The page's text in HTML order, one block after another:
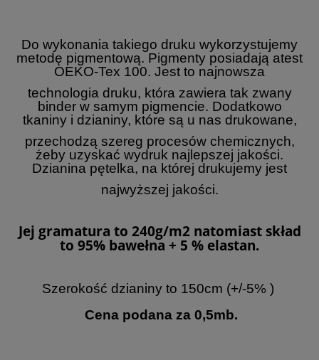
Do wykonania takiego druku wykorzystujemy
metodę pigmentową. Pigmenty posiadają atest
OEKO-Tex 100. Jest to najnowsza
technologia druku, która zawiera tak zwany
binder w samym pigmencie. Dodatkowo
tkaniny i dzianiny, które są u nas drukowane,
przechodzą szereg procesów chemicznych,
żeby uzyskać wydruk najlepszej jakości.
Dzianina pętelka, na której drukujemy jest
najwyższej jakości.
Jej gramatura to 240g/m2 natomiast skład
to 95% bawełna + 5 % elastan.
Szerokość dzianiny to 150cm (+/-5% )
Cena podana za 0,5mb.